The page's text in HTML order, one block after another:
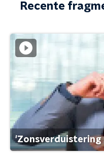
Recente
'Zonsverduistering